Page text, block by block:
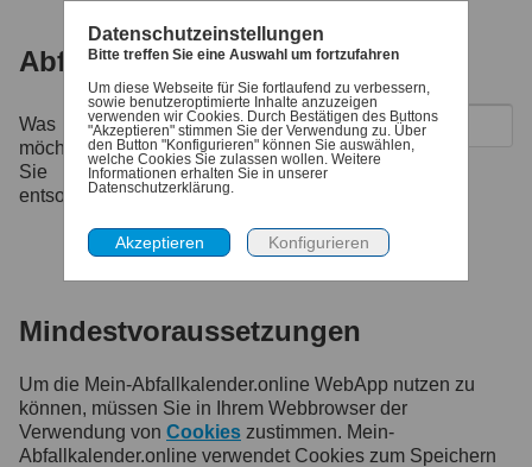
Abfall ABC
Was
möchten
Sie
entsorgen?
Mindestvoraussetzungen
Um die Mein-Abfallkalender.online WebApp nutzen zu
können, müssen Sie in Ihrem Webbrowser der
Verwendung von Cookies zustimmen. Mein-
Abfallkalender.online verwendet Cookies zum Speichern
Datenschutzeinstellungen
Bitte treffen Sie eine Auswahl um fortzufahren
Um diese Webseite für Sie fortlaufend zu verbessern,
sowie benutzeroptimierte Inhalte anzuzeigen
verwenden wir Cookies. Durch Bestätigen des Buttons
"Akzeptieren" stimmen Sie der Verwendung zu. Über
den Button "Konfigurieren" können Sie auswählen,
welche Cookies Sie zulassen wollen. Weitere
Informationen erhalten Sie in unserer
Datenschutzerklärung.